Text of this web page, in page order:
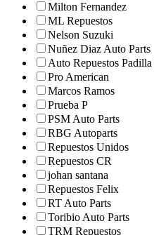
Milton Fernandez
ML Repuestos
Nelson Suzuki
Nuñez Diaz Auto Parts
Auto Repuestos
Pro American
Marcos Ramos
Prueba P
PSM Auto Parts
RBG Autoparts
Repuestos Unidos
Repuestos CR
johan santana
Repuestos Felix
RT Auto Parts
Toribio Auto Parts
TRM Repuestos